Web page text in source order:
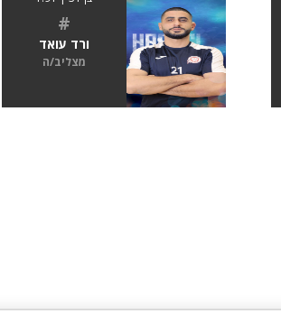
#
ורד עואד
מצליב/ה